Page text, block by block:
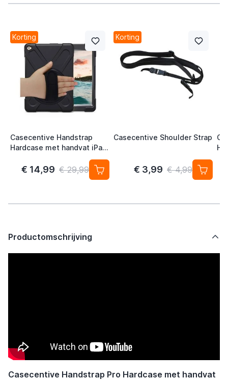
Korting
Casecentive Handstrap
Hardcase met handvat iPad
Pro 10.5 / Air 10.5 (2019)
zwart€ 14,99 € 29,99
Korting
Casecentive Shoulder Strap
€ 3,99 € 4,99
Productomschrijving
Casecentive Handstrap Pro Hardcase met handvat